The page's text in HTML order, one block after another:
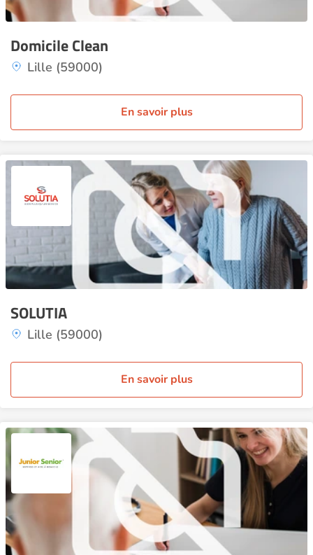
Domicile Clean
Lille (59000)
En savoir plus
SOLUTIA
Lille (59000)
En savoir plus